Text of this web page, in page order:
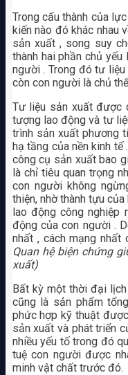
Trong cấu thành của
kiến nào đó khác nhau
sản xuất , song suy
thành hai phần chủ
người . Trong đó tư
còn con người là chủ
Tư liệu sản xuất được
tượng lao động và tư
trình sản xuất phương
hạ tầng của nền kinh tế
công cụ sản xuất bao
là chỉ tiêu quan trọng
con người không
thiện, nhờ thành tựu
lao động công nghiệp
động của con người .
nhất , cách mạng
Quan hệ biện chứng
xuất)
Bất kỳ một thời đại
cũng là sản phẩm
phức hợp kỹ thuật
sản xuất và phát triển
nhiều yếu tố trong đó
tuệ con người được
minh vật chất trước đó.